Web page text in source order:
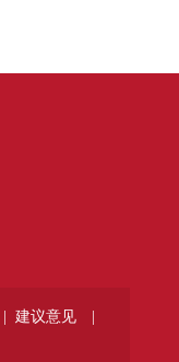
建议意见 |